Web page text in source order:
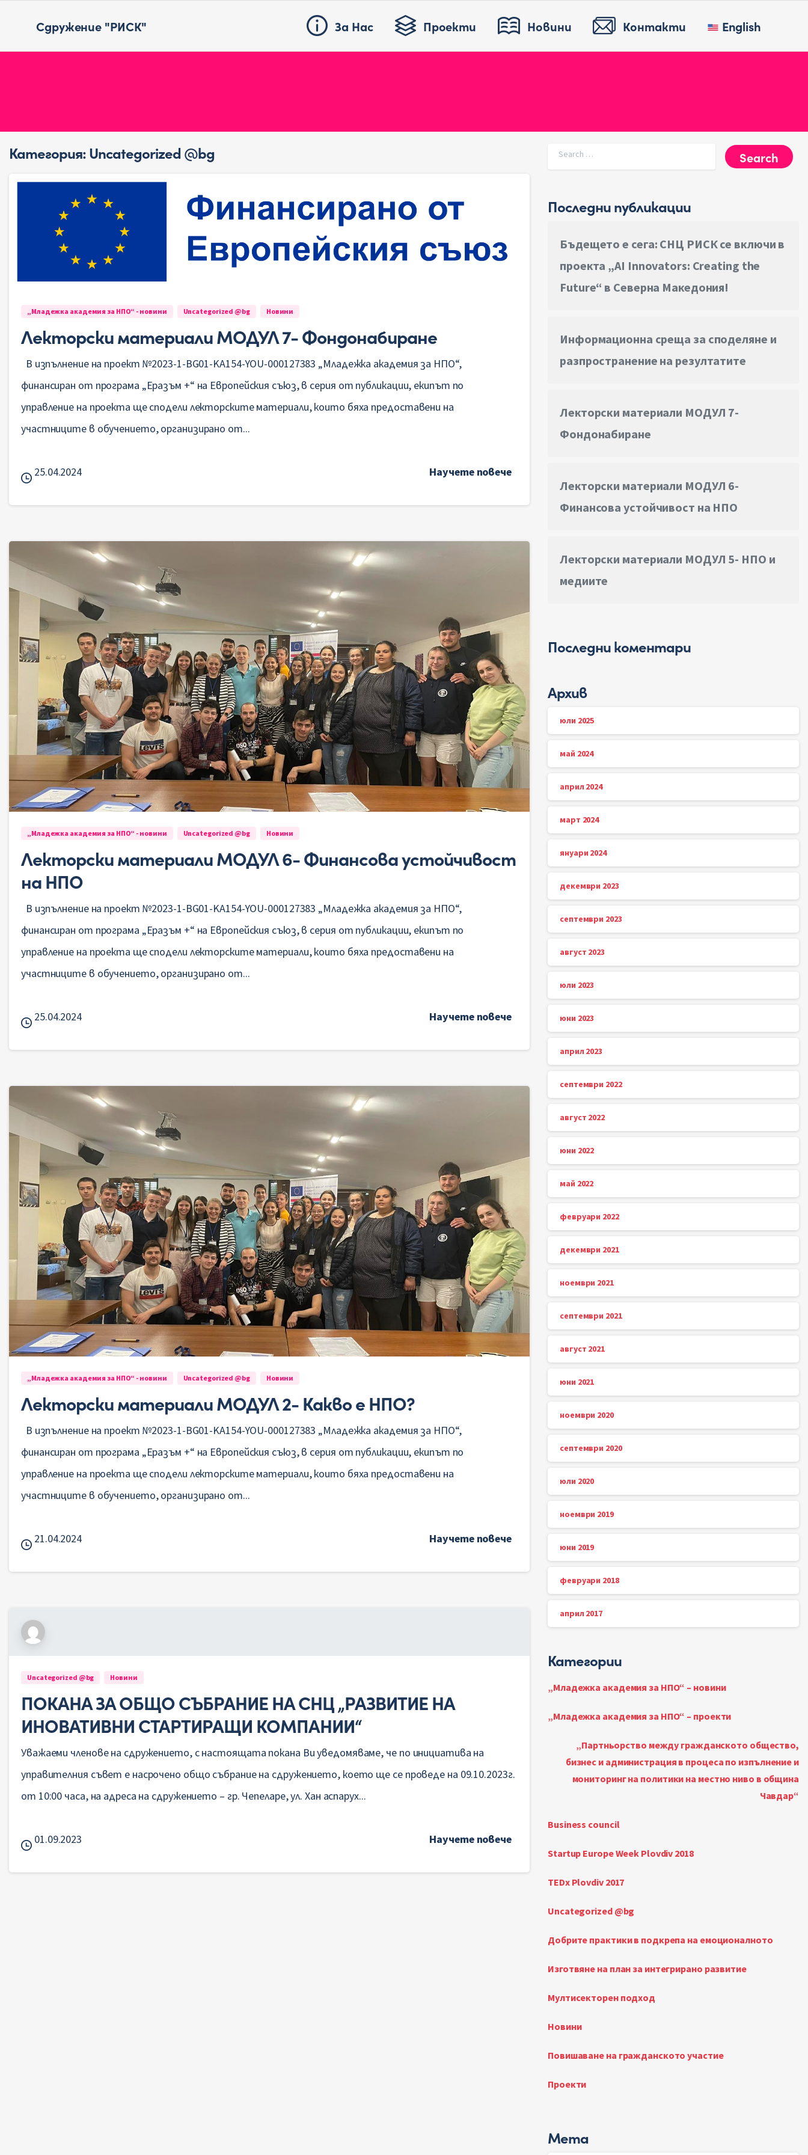
Сдружение "РИСК" За Нас Проекти Новини Контакти English
Категория:Uncategorized @bg
„Младежка академия за НПО“ - новини Uncategorized @bg Новини
Лекторски материали МОДУЛ 7- Фондонабиране
В изпълнение на проект №2023-1-BG01-KA154-YOU-000127383 „Младежка академия за НПО“,
финансиран от програма „Еразъм +“ на Европейския съюз, в серия от публикации, екипът по
управление на проекта ще сподели лекторските материали, които бяха предоставени на
участниците в обучението, организирано от...
25.04.2024 Научете повече
„Младежка академия за НПО“ - новини Uncategorized @bg Новини
Лекторски материали МОДУЛ 6- Финансова устойчивост
на НПО
В изпълнение на проект №2023-1-BG01-KA154-YOU-000127383 „Младежка академия за НПО“,
финансиран от програма „Еразъм +“ на Европейския съюз, в серия от публикации, екипът по
управление на проекта ще сподели лекторските материали, които бяха предоставени на
участниците в обучението, организирано от...
25.04.2024 Научете повече
„Младежка академия за НПО“ - новини Uncategorized @bg Новини
Лекторски материали МОДУЛ 2- Какво е НПО?
В изпълнение на проект №2023-1-BG01-KA154-YOU-000127383 „Младежка академия за НПО“,
финансиран от програма „Еразъм +“ на Европейския съюз, в серия от публикации, екипът по
управление на проекта ще сподели лекторските материали, които бяха предоставени на
участниците в обучението, организирано от...
21.04.2024 Научете повече
Uncategorized @bg Новини
ПОКАНА ЗА ОБЩО СЪБРАНИЕ НА СНЦ „РАЗВИТИЕ НА
ИНОВАТИВНИ СТАРТИРАЩИ КОМПАНИИ“
Уважаеми членове на сдружението, с настоящата покана Ви уведомяваме, че по инициатива на
управителния съвет е насрочено общо събрание на сдружението, което ще се проведе на 09.10.2023г.
от 10:00 часа, на адреса на сдружението – гр. Чепеларе, ул. Хан аспарух...
01.09.2023 Научете повече
Последни публикации
Бъдещето е сега: СНЦ РИСК се включи в
проекта „AI Innovators: Creating the
Future“ в Северна Македония!
Информационна среща за споделяне и
разпространение на резултатите
Лекторски материали МОДУЛ 7-
Фондонабиране
Лекторски материали МОДУЛ 6-
Финансова устойчивост на НПО
Лекторски материали МОДУЛ 5- НПО и
медиите
Последни коментари
Архив
юли 2025
май 2024
април 2024
март 2024
януари 2024
декември 2023
септември 2023
август 2023
юли 2023
юни 2023
април 2023
септември 2022
август 2022
юни 2022
май 2022
февруари 2022
декември 2021
ноември 2021
септември 2021
август 2021
юни 2021
ноември 2020
септември 2020
юли 2020
ноември 2019
юни 2019
февруари 2018
април 2017
Категории
„Младежка академия за НПО“ – новини
„Младежка академия за НПО“ – проекти
„Партньорство между гражданското общество,
бизнес и администрация в процеса по изпълнение и
мониторинг на политики на местно ниво в община
Чавдар“
Business council
Startup Europe Week Plovdiv 2018
TEDx Plovdiv 2017
Uncategorized @bg
Добрите практики в подкрепа на емоционалното
Изготвяне на план за интегрирано развитие
Мултисекторен подход
Новини
Повишаване на гражданското участие
Проекти
Мета